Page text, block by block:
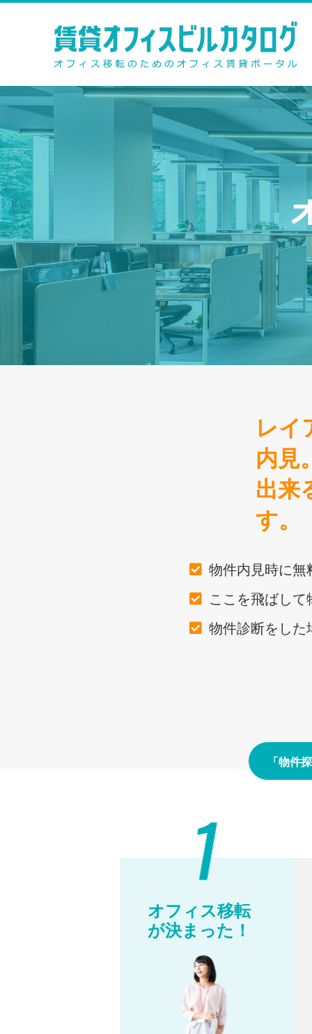
レイ
内見
出来
す。
物件内見時に
ここを飛ばし
物件診断をし
「物件
オフィス移転
が決まった！